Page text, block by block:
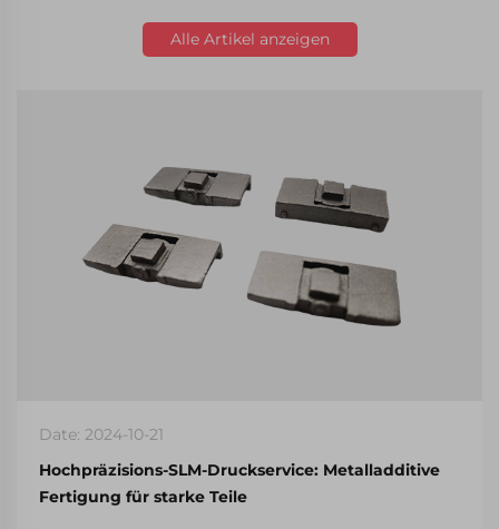
Alle Artikel anzeigen
Date: 2024-10-21
Hochpräzisions-SLM-Druckservice: Metalladditive
Fertigung für starke Teile